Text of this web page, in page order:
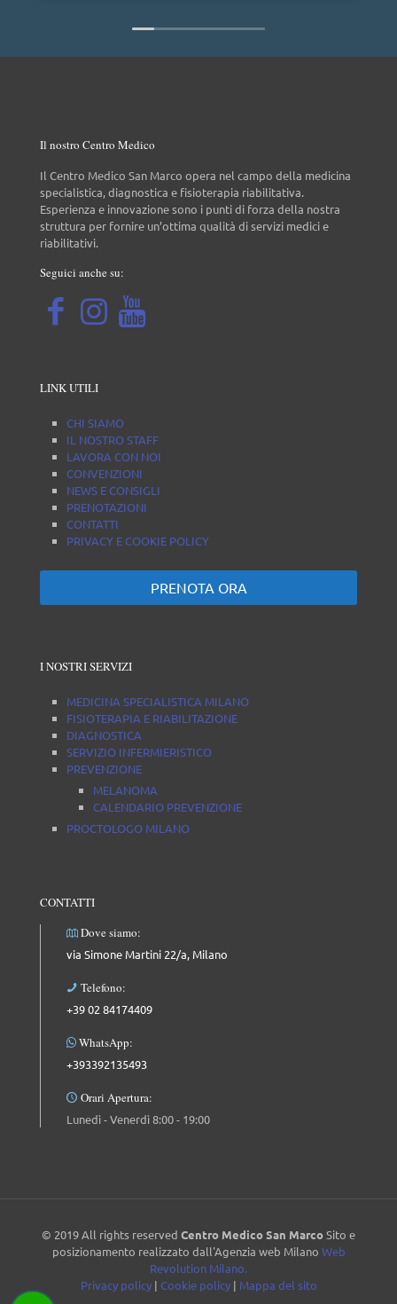
Il nostro Centro Medico
Il Centro Medico San Marco opera nel campo della medicina
specialistica, diagnostica e fisioterapia riabilitativa.
Esperienza e innovazione sono i punti di forza della nostra
struttura per fornire un’ottima qualità di servizi medici e
riabilitativi.
Seguici anche su:
LINK UTILI
CHI SIAMO
IL NOSTRO STAFF
LAVORA CON NOI
CONVENZIONI
NEWS E CONSIGLI
PRENOTAZIONI
CONTATTI
PRIVACY E COOKIE POLICY
PRENOTA ORA
I NOSTRI SERVIZI
MEDICINA SPECIALISTICA MILANO
FISIOTERAPIA E RIABILITAZIONE
DIAGNOSTICA
SERVIZIO INFERMIERISTICO
PREVENZIONE
MELANOMA
CALENDARIO PREVENZIONE
PROCTOLOGO MILANO
CONTATTI
Dove siamo:
via Simone Martini 22/a, Milano
Telefono:
+39 02 84174409
WhatsApp:
+393392135493
Orari Apertura:
Lunedì - Venerdì 8:00 - 19:00
© 2019 All rights reserved Centro Medico San MarcoSito e
posizionamento realizzato dall'Agenzia web Milano Web
Revolution Milano.
Privacy policy| Cookie policy| Mappa del sito